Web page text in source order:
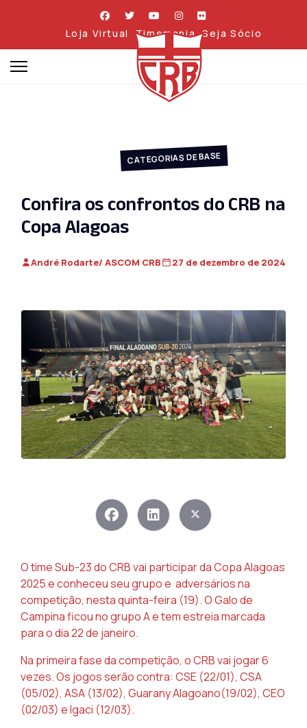
Loja Virtual Timemania Seja Sócio
CATEGORIAS DE BASE
Confira os confrontos do CRB na
Copa Alagoas
André Rodarte/ ASCOM CRB 27 de dezembro de 2024
O time Sub-23 do CRB vai participar da Copa Alagoas
2025 e conheceu seu grupo e adversários na
competição, nesta quinta-feira (19). O Galo de
Campina ficou no grupo A e tem estreia marcada
para o dia 22 de janeiro.
Na primeira fase da competição, o CRB vai jogar 6
vezes. Os jogos serão contra: CSE (22/01), CSA
(05/02), ASA (13/02), Guarany Alagoano(19/02), CEO
(02/03) e Igaci (12/03).